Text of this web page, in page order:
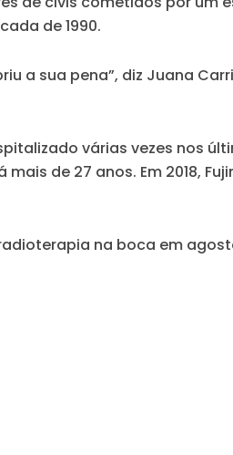
de 1990.
a sua pena”, diz Juana
várias vezes nos
de 27 anos. Em 2018,
na boca em